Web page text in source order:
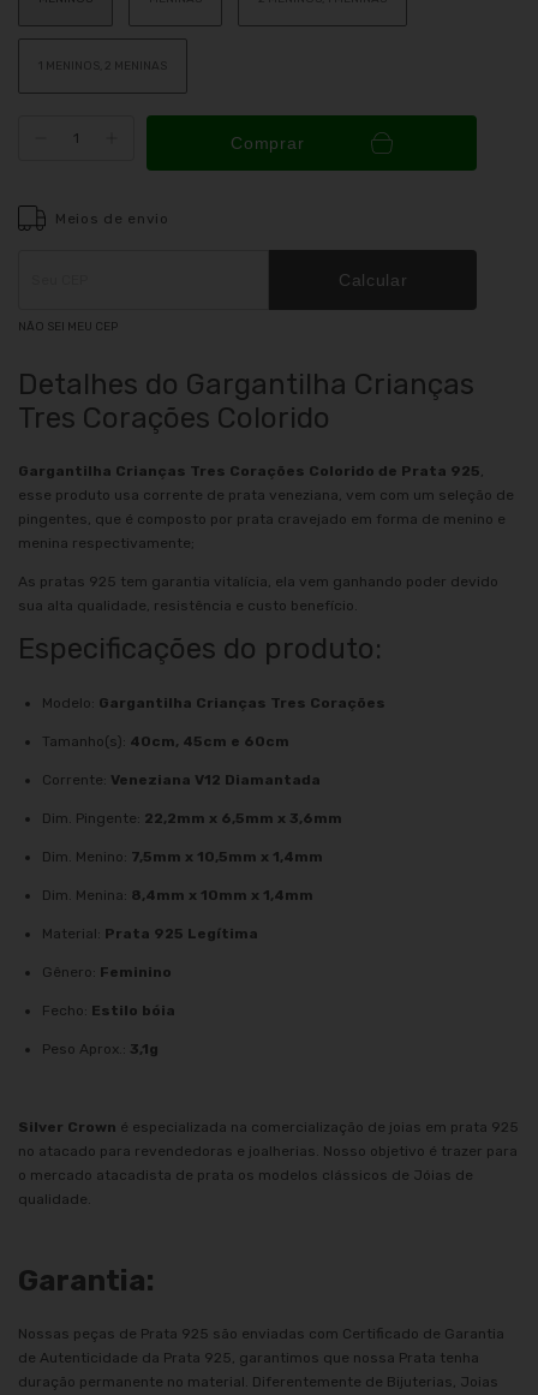
1 MENINOS, 2 MENINAS
Comprar
Meios de envio
ALTERAR CEP
Calcular
NÃO SEI MEU CEP
Detalhes do Gargantilha Crianças
Tres Corações Colorido
Gargantilha Crianças Tres Corações Colorido de Prata 925,
esse produto usa corrente de prata veneziana, vem com um seleção de
pingentes, que é composto por prata cravejado em forma de menino e
menina respectivamente;
As pratas 925 tem garantia vitalícia, ela vem ganhando poder devido
sua alta qualidade, resistência e custo benefício.
Especificações do produto:
Modelo: Gargantilha Crianças Tres Corações
Tamanho(s): 40cm, 45cm e 60cm
Corrente: Veneziana V12 Diamantada
Dim. Pingente: 22,2mm x 6,5mm x 3,6mm
Dim. Menino: 7,5mm x 10,5mm x 1,4mm
Dim. Menina: 8,4mm x 10mm x 1,4mm
Material: Prata 925 Legítima
Gênero: Feminino
Fecho: Estilo bóia
Peso Aprox.: 3,1g
Silver Crown é especializada na comercialização de joias em prata 925
no atacado para revendedoras e joalherias. Nosso objetivo é trazer para
o mercado atacadista de prata os modelos clássicos de Jóias de
qualidade.
Garantia:
Nossas peças de Prata 925 são enviadas com Certificado de Garantia
de Autenticidade da Prata 925, garantimos que nossa Prata tenha
duração permanente no material. Diferentemente de Bijuterias, Joias